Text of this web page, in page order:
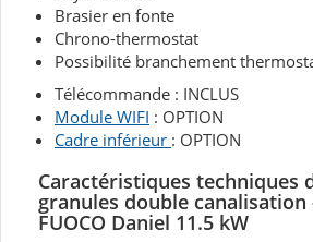
Brasier en fonte
Chrono-thermostat
Possibilité branchement
Télécommande : INCLUS
Module WIFI : OPTION
Cadre inférieur : OPTION
Caractéristiques techniques
granules double canalisation
FUOCO Daniel 11.5 kW